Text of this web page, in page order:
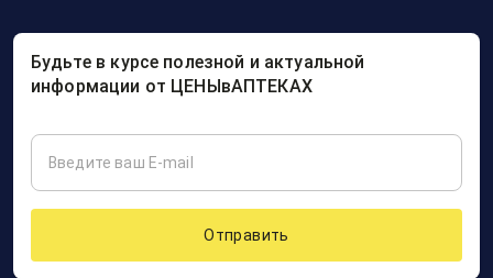
Будьте в курсе полезной и актуальной
информации от ЦЕНЫвАПТЕКАХ
Отправить